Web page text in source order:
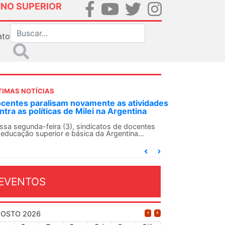
SUPERIOR
NOTÍCIAS
SN convoca docentes para Dia de
Internacionalista com Cuba em
de agosto
SN conclama suas seções sindicais e o